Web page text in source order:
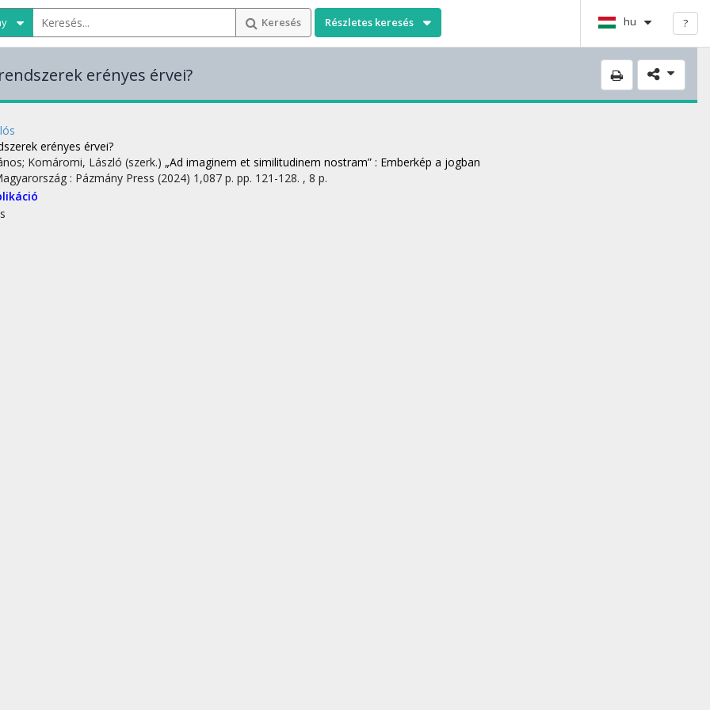
Keresés Részletes keresés hu ?
erényes érvei?
erényes érvei?
Komáromi, László (szerk.) „Ad imaginem et similitudinem nostram” : Emberkép a jogban
: Pázmány Press (2024) 1,087 p. pp. 121-128. , 8 p.